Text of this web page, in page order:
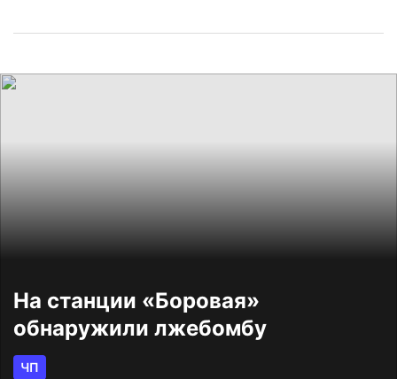
На станции «Боровая»
обнаружили лжебомбу
ЧП